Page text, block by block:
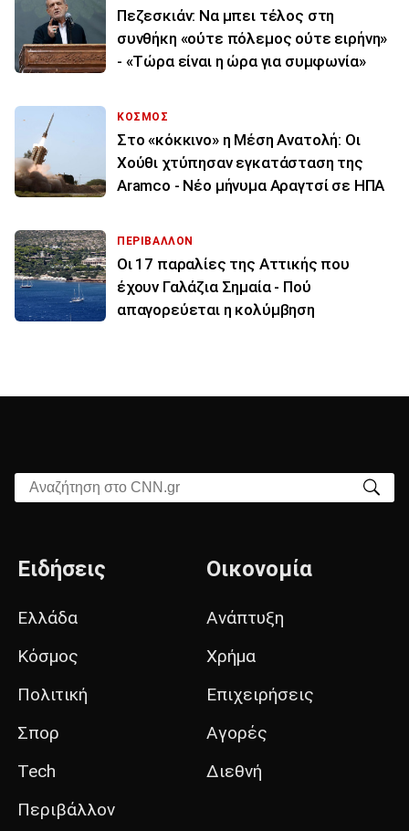
Πεζεσκιάν: Να μπει τέλος στη
συνθήκη «ούτε πόλεμος ούτε ειρήνη»
- «Τώρα είναι η ώρα για συμφωνία»
ΚΟΣΜΟΣ
Στο «κόκκινο» η Μέση Ανατολή: Οι
Χούθι χτύπησαν εγκατάσταση της
Aramco - Νέο μήνυμα Αραγτσί σε ΗΠΑ
ΠΕΡΙΒΑΛΛΟΝ
Οι 17 παραλίες της Αττικής που
έχουν Γαλάζια Σημαία - Πού
απαγορεύεται η κολύμβηση
Αναζήτηση στο CNN.gr
Ειδήσεις
Ελλάδα
Κόσμος
Πολιτική
Σπορ
Tech
Περιβάλλον
Οικονομία
Ανάπτυξη
Χρήμα
Επιχειρήσεις
Αγορές
Διεθνή